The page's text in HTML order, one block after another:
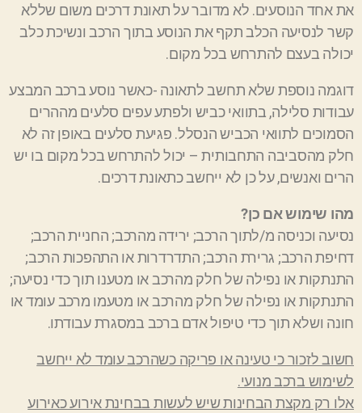
את אחד הנוסעים. לא מדובר על תאונת דרכים משום שללא
קשר לנסיעה הכלב תקף את הנוסע בתוך הרכב ונשיכת כלב
יכולה בעצם להתרחש בכל מקום.
דוגמה נוספת שלא תחשב לתאונה -כאשר נוסע ברכב המבצע
עבודות סלילה, בתוואי כביש ולפתע עפים סלעים מההרים
הסמוכים לתוואי הכביש הנסלל. פגיעת סלעים באופן זה לא
חלק מהסביבה התחבותית – יכול להתרחש בכל מקום בו יש
הרים ואנשים, על כן לא ייחשב כתאונת דרכים.
מהו שימוש אם כן?
נסיעה וכניסה מ/לתוך הרכב; ירידה מהרכב; החניית הרכב;
דחיפת הרכב; גרירת הרכב; התדרדרות או התהפכות הרכב;
התנתקות או נפילה של חלק מהרכב או מטענו תוך כדי נסיעה;
התנתקות או נפילה של חלק מהרכב או מטעמו מרכב עומד או
חונה ושלא תוך כדי טיפול אדם ברכב במסגרת עבודתו.
חשוב לזכור כי טעינה או פריקה כשהרכב עומד לא ייחשב
לשימוש ברכב מנועי.
אלו רק מקצת הבחינות שיש לעשות בבחינת אירוע כאירוע